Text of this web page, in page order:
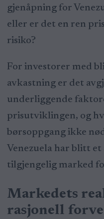
gjenåpning for
eller er det en ren
risiko?
For investorer med
avkastning er det
underliggende
prisutviklingen, og
børsoppgang ikke
Venezuela har blitt
tilgjengelig marked
Markedets
rasjonell